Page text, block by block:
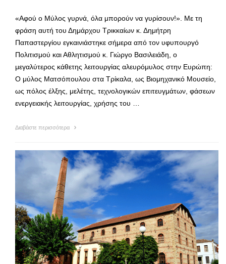
«Αφού ο Μύλος γυρνά, όλα μπορούν να γυρίσουν!». Με τη
φράση αυτή του Δημάρχου Τρικκαίων κ. Δημήτρη
Παπαστεργίου εγκαινιάστηκε σήμερα από τον υφυπουργό
Πολιτισμού και Αθλητισμού κ. Γιώργο Βασιλειάδη, ο
μεγαλύτερος κάθετης λειτουργίας αλευρόμυλος στην Ευρώπη:
Ο μύλος Ματσόπουλου στα Τρίκαλα, ως Βιομηχανικό Μουσείο,
ως πόλος έλξης, μελέτης, τεχνολογικών επιτευγμάτων, φάσεων
ενεργειακής λειτουργίας, χρήσης του …
Διαβάστε περισσότερα